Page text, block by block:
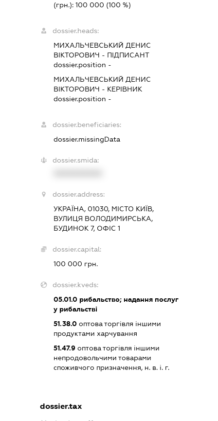
(грн.): 100 000 (100 %)
dossier.heads:
МИХАЛЬЧЕВСЬКИЙ ДЕНИС
ВІКТОРОВИЧ - ПІДПИСАНТ
dossier.position -
МИХАЛЬЧЕВСЬКИЙ ДЕНИС
ВІКТОРОВИЧ - КЕРІВНИК
dossier.position -
dossier.beneficiaries:
dossier.missingData
dossier.smida:
dossier.address:
УКРАЇНА, 01030, МІСТО КИЇВ,
ВУЛИЦЯ ВОЛОДИМИРСЬКА,
БУДИНОК 7, ОФІС 1
dossier.capital:
100 000 грн.
dossier.kveds:
05.01.0рибальство; надання послуг
у рибальстві
51.38.0оптова торгівля іншими
продуктами харчування
51.47.9оптова торгівля іншими
непродовольчими товарами
споживчого призначення, н. в. і. г.
dossier.tax